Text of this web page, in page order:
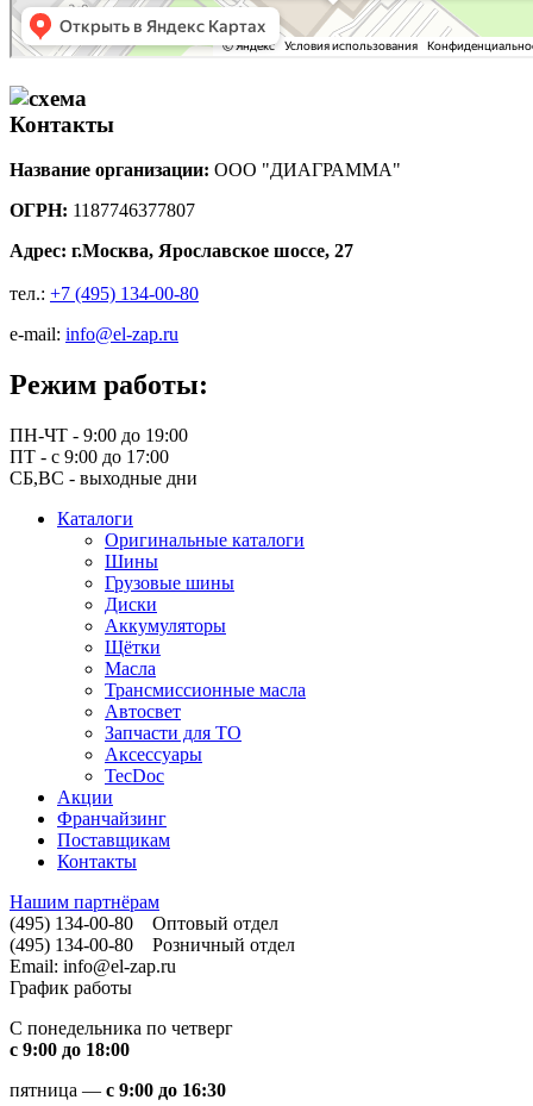
Контакты
Название организации: ООО "ДИАГРАММА"
ОГРН: 1187746377807
Адрес: г.Москва, Ярославское шоссе, 27
тел.: +7 (495) 134-00-80
e-mail: info@el-zap.ru
Режим работы:
ПН-ЧТ - 9:00 до 19:00
ПТ - с 9:00 до 17:00
СБ,ВС - выходные дни
Каталоги
Оригинальные каталоги
Шины
Грузовые шины
Диски
Аккумуляторы
Щётки
Масла
Трансмиссионные масла
Автосвет
Запчасти для ТО
Аксессуары
TecDoc
Акции
Франчайзинг
Поставщикам
Контакты
Нашим партнёрам
(495) 134-00-80 Оптовый отдел
(495) 134-00-80 Розничный отдел
Email: info@el-zap.ru
График работы
С понедельника по четверг
с 9:00 до 18:00
пятница — с 9:00 до 16:30